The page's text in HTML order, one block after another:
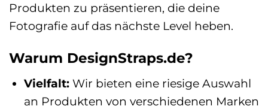
Produkten zu präsentieren, die deine
Fotografie auf das nächste Level heben.
Warum DesignStraps.de?
Vielfalt:Wir bieten eine riesige Auswahl
an Produkten von verschiedenen Marken